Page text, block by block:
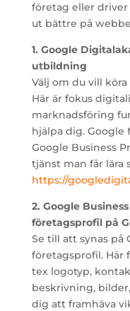
företag eller
ut bättre på
1. Google
utbildning
Välj om du vill
Här är fokus
marknadsföring
hjälpa dig. Google
Google Business
tjänst man får lära
https://
2. Google
företagsprofil på
Se till att synas på
företagsprofil.
tex logotyp,
beskrivning,
dig att framhäva